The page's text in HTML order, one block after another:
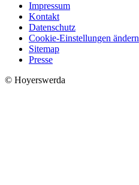
Impressum
Kontakt
Datenschutz
Cookie-Einstellungen ändern
Sitemap
Presse
© Hoyerswerda